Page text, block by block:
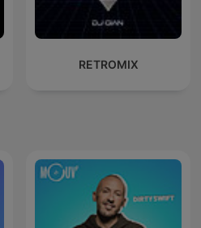
RETROMIX